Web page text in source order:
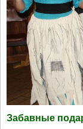
Забавные